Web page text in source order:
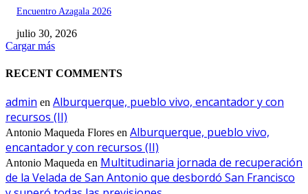
Encuentro Azagala 2026
julio 30, 2026
Cargar más
RECENT COMMENTS
admin en Alburquerque, pueblo vivo, encantador y con
recursos (II)
Antonio Maqueda Flores en Alburquerque, pueblo vivo,
encantador y con recursos (II)
Antonio Maqueda en Multitudinaria jornada de recuperación
de la Velada de San Antonio que desbordó San Francisco